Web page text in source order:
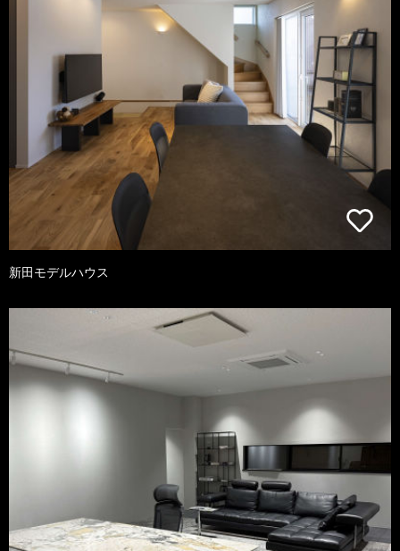
新田モデルハウス